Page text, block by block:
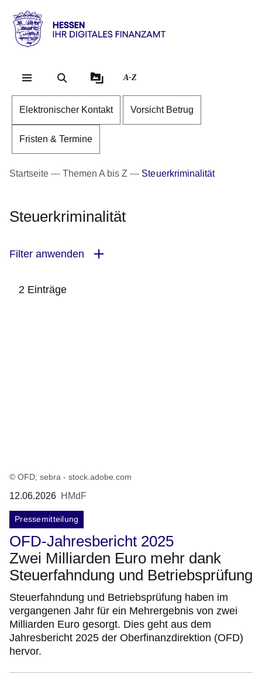
Direkt zum Kopf der
Direkt zum Inhalt
Direkt zum Fuß der
Hessen
Ihr
Finanzamt
A-Z
Elektronischer Kontakt Vorsicht Betrug
Fristen & Termine
Startseite Themen A bis Z Steuerkriminalität
Steuerkriminalität
Filter anwenden
2 Einträge
© OFD; sebra - stock.adobe.com
12.06.2026 HMdF
Pressemitteilung
OFD-Jahresbericht 2025
Zwei Milliarden Euro mehr dank
Steuerfahndung und Betriebsprüfung
Steuerfahndung und Betriebsprüfung haben im
vergangenen Jahr für ein Mehrergebnis von zwei
Milliarden Euro gesorgt. Dies geht aus dem
Jahresbericht 2025 der Oberfinanzdirektion (OFD)
hervor.